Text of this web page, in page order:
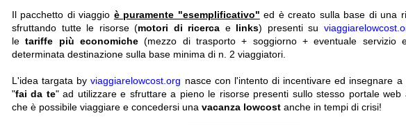
Il pacchetto di viaggio è puramente "esemplificativo" ed è creato sulla base di una
sfruttando tutte le risorse (motori di ricerca e links) presenti su
le tariffe più economiche(mezzo di trasporto + soggiorno + eventuale servizio
determinata destinazione sulla base minima di n. 2 viaggiatori.
L'idea targata byviaggiarelowcost.org nasce con l'intento di incentivare ed insegnare
"fai da te" ad utilizzare e sfruttare a pieno le risorse presenti sullo stesso portale web
che è possibile viaggiare e concedersi una vacanza lowcost anche in tempi di crisi!